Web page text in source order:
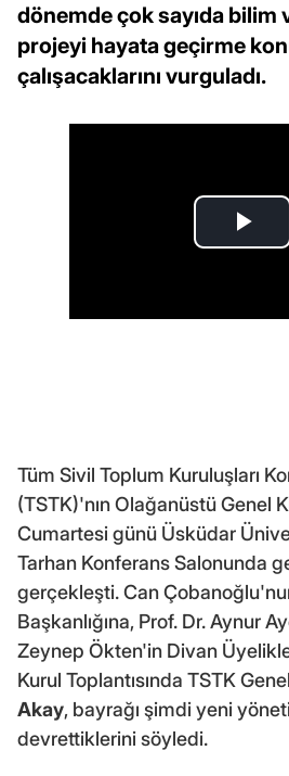
dönemde çok sayıda bilim
projeyi hayata geçirme
çalışacaklarını vurguladı.
Tüm Sivil Toplum Kuruluşları
(TSTK)'nın Olağanüstü Genel
Cumartesi günü Üsküdar
Tarhan Konferans Salonunda
gerçekleşti. Can
Başkanlığına, Prof. Dr. Aynur
Zeynep Ökten'in Divan
Kurul Toplantısında TSTK
Akay, bayrağı şimdi yeni
devrettiklerini söyledi.